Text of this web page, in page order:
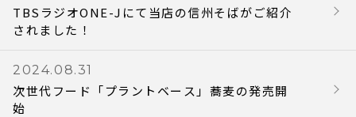
TBSラジオONE-Jにて当店の信州そばがご紹介
されました！
2024.08.31
次世代フード「プラントベース」蕎麦の発売開
始